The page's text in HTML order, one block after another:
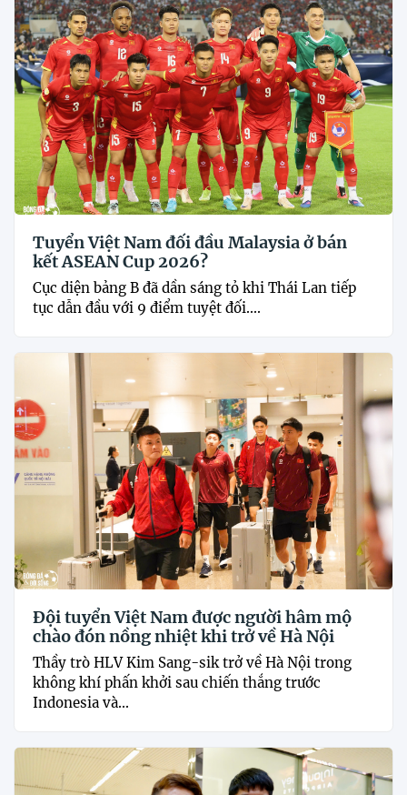
Tuyển Việt Nam đối đầu Malaysia ở bán
kết ASEAN Cup 2026?
Cục diện bảng B đã dần sáng tỏ khi Thái Lan tiếp
tục dẫn đầu với 9 điểm tuyệt đối....
Đội tuyển Việt Nam được người hâm mộ
chào đón nồng nhiệt khi trở về Hà Nội
Thầy trò HLV Kim Sang-sik trở về Hà Nội trong
không khí phấn khởi sau chiến thắng trước
Indonesia và...